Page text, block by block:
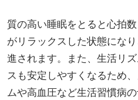
質の高い睡眠をとると心拍
がリラックスした状態にな
進されます。また、生活リ
スも安定しやすくなるため
ムや高血圧など生活習慣病